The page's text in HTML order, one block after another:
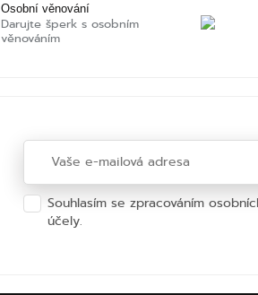
Osobní věnování
Darujte šperk s osobním
věnováním
Souhlasím se zpracováním
účely.